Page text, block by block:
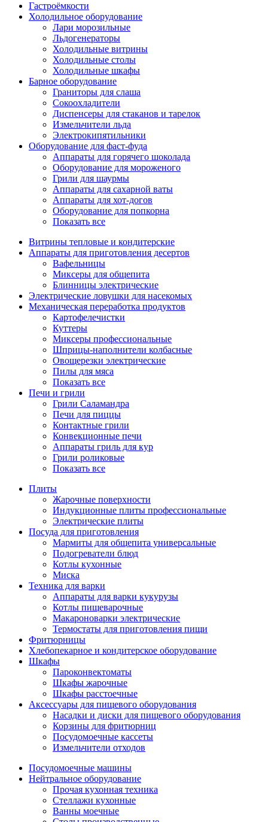
Гастроёмкости
Холодильное оборудование
Лари морозильные
Льдогенераторы
Холодильные витрины
Холодильные столы
Холодильные шкафы
Барное оборудование
Граниторы для слаша
Сокоохладители
Диспенсеры для стаканов и тарелок
Измельчители льда
Электрокипятильники
Оборудование для фаст-фуда
Аппараты для горячего шоколада
Оборудование для мороженого
Грили для шаурмы
Аппараты для сахарной ваты
Аппараты для хот-догов
Оборудование для попкорна
Показать все
Витрины тепловые и кондитерские
Аппараты для приготовления десертов
Вафельницы
Миксеры для общепита
Блинницы электрические
Электрические ловушки для насекомых
Механическая переработка продуктов
Картофелечистки
Куттеры
Миксеры профессиональные
Шприцы-наполнители колбасные
Овощерезки электрические
Пилы для мяса
Показать все
Печи и грили
Грили Саламандра
Печи для пиццы
Контактные грили
Конвекционные печи
Аппараты гриль для кур
Грили роликовые
Показать все
Плиты
Жарочные поверхности
Индукционные плиты профессиональные
Электрические плиты
Посуда для приготовления
Мармиты для общепита универсальные
Подогреватели блюд
Котлы кухонные
Миска
Техника для варки
Аппараты для варки кукурузы
Котлы пищеварочные
Макароноварки электрические
Термостаты для приготовления пищи
Фритюрницы
Хлебопекарное и кондитерское оборудование
Шкафы
Пароконвектоматы
Шкафы жарочные
Шкафы расстоечные
Аксессуары для пищевого оборудования
Насадки и диски для пищевого оборудования
Корзины для фритюрниц
Посудомоечные кассеты
Измельчители отходов
Посудомоечные машины
Нейтральное оборудование
Прочая кухонная техника
Стеллажи кухонные
Ванны моечные